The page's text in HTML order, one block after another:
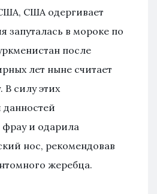
США одергивает
запуталась в мороке по
после
лет ныне считает
В силу этих
фрау и одарила
нос, рекомендовав
жеребца.